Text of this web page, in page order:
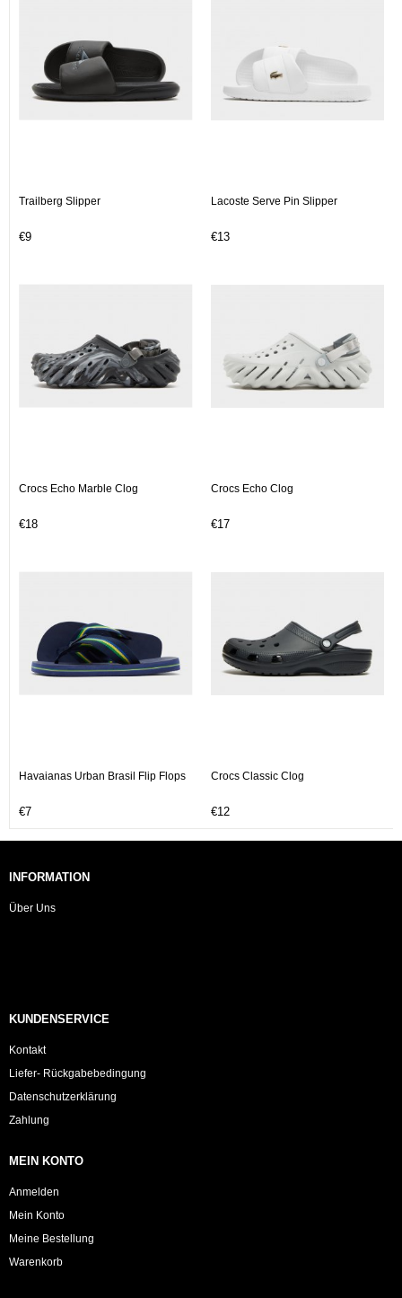
Trailberg Slipper
€9
Lacoste Serve Pin Slipper
€13
Crocs Echo Marble Clog
€18
Crocs Echo Clog
€17
Havaianas Urban Brasil Flip Flops
€7
Crocs Classic Clog
€12
INFORMATION
Über Uns
KUNDENSERVICE
Kontakt
Liefer- Rückgabebedingung
Datenschutzerklärung
Zahlung
MEIN KONTO
Anmelden
Mein Konto
Meine Bestellung
Warenkorb